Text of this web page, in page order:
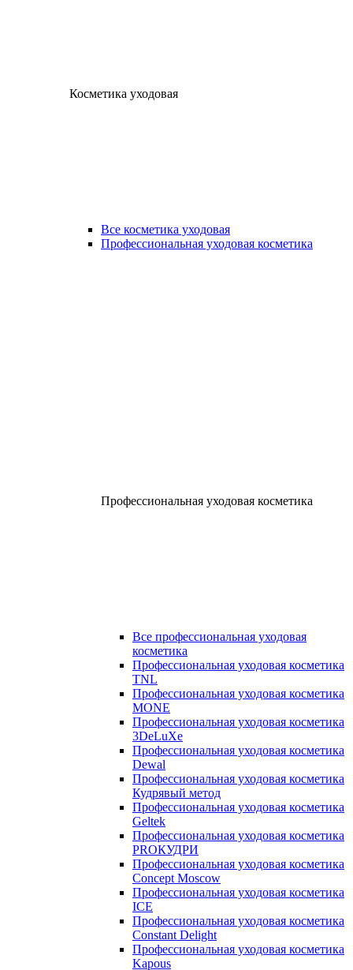
Косметика уходовая
Все косметика уходовая
Профессиональная уходовая косметика
Профессиональная уходовая косметика
Все профессиональная уходовая
косметика
Профессиональная уходовая косметика
TNL
Профессиональная уходовая косметика
MONE
Профессиональная уходовая косметика
3DeLuXe
Профессиональная уходовая косметика
Dewal
Профессиональная уходовая косметика
Кудрявый метод
Профессиональная уходовая косметика
Geltek
Профессиональная уходовая косметика
PROКУДРИ
Профессиональная уходовая косметика
Concept Moscow
Профессиональная уходовая косметика
ICE
Профессиональная уходовая косметика
Constant Delight
Профессиональная уходовая косметика
Kapous